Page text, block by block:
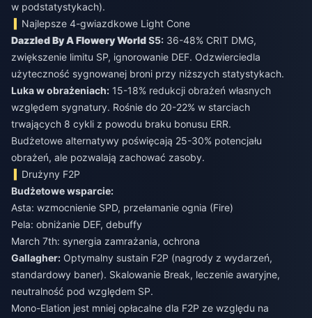
w podstatystykach).
Najlepsze 4-gwiazdkowe Light Cone
Dazzled By A Flowery WorldS5: 36-48% CRIT DMG,
zwiększenie limitu SP, ignorowanie DEF. Odzwierciedla
użyteczność sygnowanej broni przy niższych statystykach.
Luka w obrażeniach: 15-18% redukcji obrażeń własnych
względem sygnatury. Rośnie do 20-22% w starciach
trwających 8 cykli z powodu braku bonusu ERR.
Budżetowe alternatywy poświęcają 25-30% potencjału
obrażeń, ale pozwalają zachować zasoby.
Drużyny F2P
Budżetowe wsparcie:
Asta: wzmocnienie SPD, przełamanie ognia (Fire)
Pela: obniżanie DEF, debuffy
March 7th: synergia zamrażania, ochrona
Gallagher: Optymalny sustain F2P (nagrody z wydarzeń,
standardowy baner). Skalowanie Break, leczenie awaryjne,
neutralność pod względem SP.
Mono-Elation jest mniej opłacalne dla F2P ze względu na